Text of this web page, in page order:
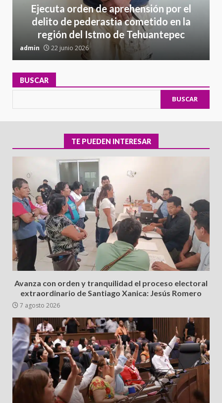
Ejecuta orden de aprehensión por el
delito de pederastia cometido en la
región del Istmo de Tehuantepec
admin 22 junio 2026
BUSCAR
BUSCAR
TE PUEDEN INTERESAR
Avanza con orden y tranquilidad el proceso electoral
extraordinario de Santiago Xanica: Jesús Romero
7 agosto 2026